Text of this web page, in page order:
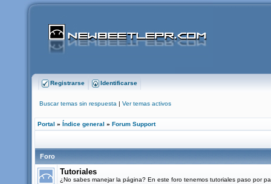
Registrarse Identificarse
Buscar temas sin respuesta | Ver temas activos
Portal » Índice general » Forum Support
Foro
Tutoriales
¿No sabes manejar la página? En este foro tenemos tutoriales paso por